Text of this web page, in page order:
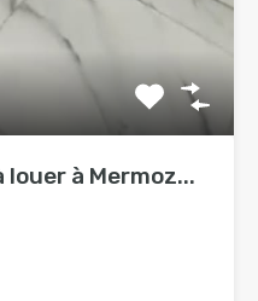
à Mermoz...